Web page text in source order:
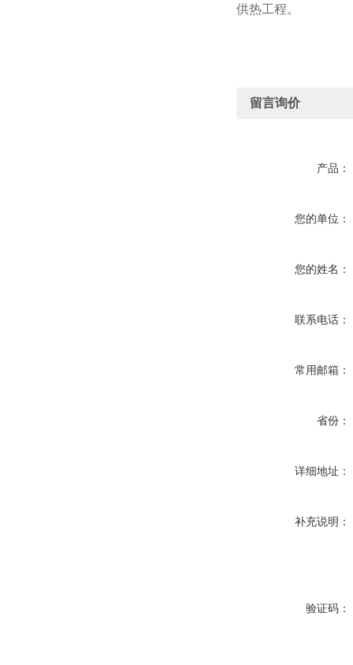
供热工程。
留言询价
产品：
您的单位：
您的姓名：
联系电话：
常用邮箱：
省份：
详细地址：
补充说明：
验证码：